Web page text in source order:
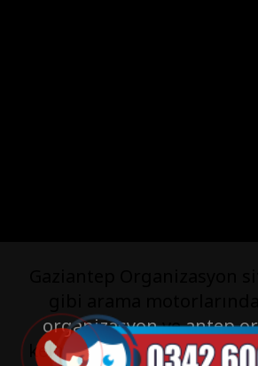
organizasyonveantep
kelimelerinde konumunu